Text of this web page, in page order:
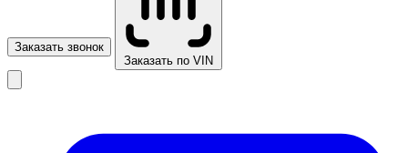
Заказать звонок
Заказать по VIN